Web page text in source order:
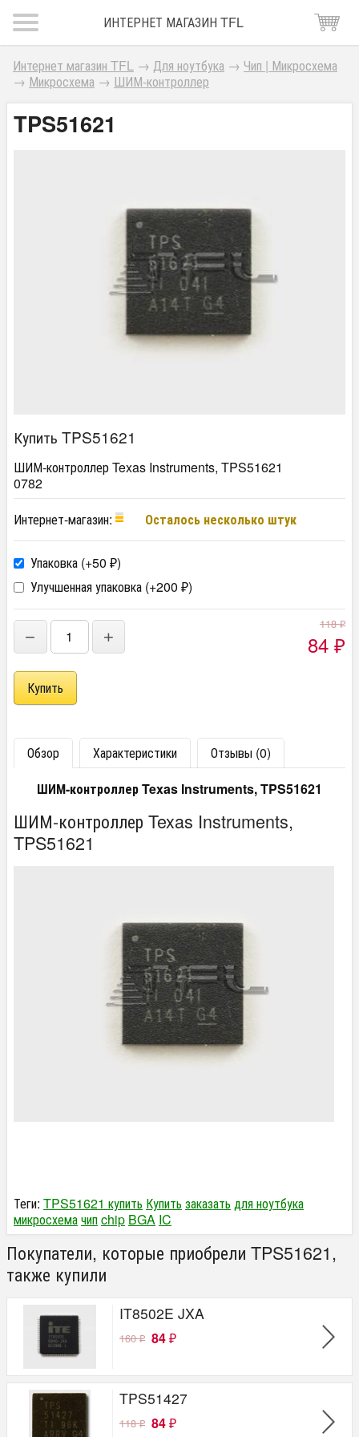
ИНТЕРНЕТ МАГАЗИН TFL
Интернет магазин TFL → Для ноутбука → Чип | Микросхема
→ Микросхема → ШИМ-контроллер
TPS51621
Купить TPS51621
ШИМ-контроллер Texas Instruments, TPS51621
0782
Интернет-магазин:
Осталось несколько штук
Упаковка (+50 ₽)
Улучшенная упаковка (+200 ₽)
− +
118₽
84 ₽
Обзор Характеристики
Отзывы (0)
ШИМ-контроллер Texas Instruments, TPS51621
ШИМ-контроллер Texas Instruments,
TPS51621
Теги: TPS51621 купить Купить заказать для ноутбука
микросхемачипchip BGA IC
Покупатели, которые приобрели TPS51621,
также купили
IT8502E JXA
160₽ 84 ₽
TPS51427
118₽ 84 ₽